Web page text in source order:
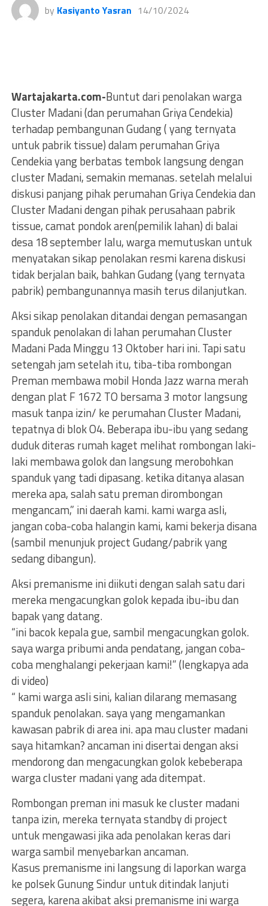
by Kasiyanto Yasran 14/10/2024
Wartajakarta.com-Buntut dari penolakan warga
Cluster Madani (dan perumahan Griya Cendekia)
terhadap pembangunan Gudang ( yang ternyata
untuk pabrik tissue) dalam perumahan Griya
Cendekia yang berbatas tembok langsung dengan
cluster Madani, semakin memanas. setelah melalui
diskusi panjang pihak perumahan Griya Cendekia dan
Cluster Madani dengan pihak perusahaan pabrik
tissue, camat pondok aren(pemilik lahan) di balai
desa 18 september lalu, warga memutuskan untuk
menyatakan sikap penolakan resmi karena diskusi
tidak berjalan baik, bahkan Gudang (yang ternyata
pabrik) pembangunannya masih terus dilanjutkan.
Aksi sikap penolakan ditandai dengan pemasangan
spanduk penolakan di lahan perumahan Cluster
Madani Pada Minggu 13 Oktober hari ini. Tapi satu
setengah jam setelah itu, tiba-tiba rombongan
Preman membawa mobil Honda Jazz warna merah
dengan plat F 1672 TO bersama 3 motor langsung
masuk tanpa izin/ ke perumahan Cluster Madani,
tepatnya di blok O4. Beberapa ibu-ibu yang sedang
duduk diteras rumah kaget melihat rombongan laki-
laki membawa golok dan langsung merobohkan
spanduk yang tadi dipasang. ketika ditanya alasan
mereka apa, salah satu preman dirombongan
mengancam,” ini daerah kami. kami warga asli,
jangan coba-coba halangin kami, kami bekerja disana
(sambil menunjuk project Gudang/pabrik yang
sedang dibangun).
Aksi premanisme ini diikuti dengan salah satu dari
mereka mengacungkan golok kepada ibu-ibu dan
bapak yang datang.
“ini bacok kepala gue, sambil mengacungkan golok.
saya warga pribumi anda pendatang, jangan coba-
coba menghalangi pekerjaan kami!” (lengkapya ada
di video)
“ kami warga asli sini, kalian dilarang memasang
spanduk penolakan. saya yang mengamankan
kawasan pabrik di area ini. apa mau cluster madani
saya hitamkan? ancaman ini disertai dengan aksi
mendorong dan mengacungkan golok kebeberapa
warga cluster madani yang ada ditempat.
Rombongan preman ini masuk ke cluster madani
tanpa izin, mereka ternyata standby di project
untuk mengawasi jika ada penolakan keras dari
warga sambil menyebarkan ancaman.
Kasus premanisme ini langsung di laporkan warga
ke polsek Gunung Sindur untuk ditindak lanjuti
segera, karena akibat aksi premanisme ini warga